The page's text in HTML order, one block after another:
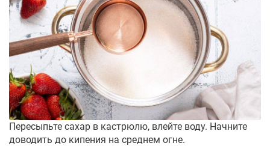
Пересыпьте сахар в кастрюлю, влейте воду. Начните
доводить до кипения на среднем огне.